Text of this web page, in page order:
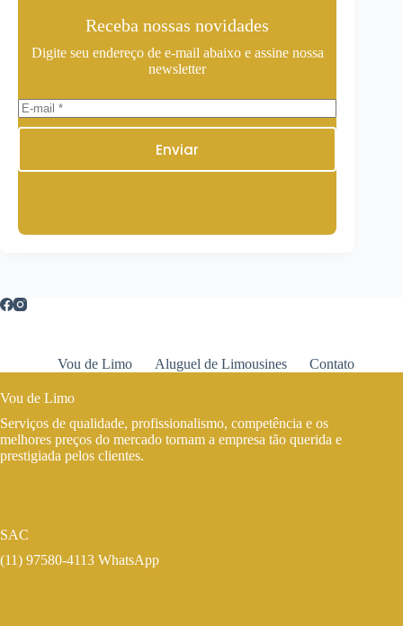
Receba nossas novidades
Digite seu endereço de e-mail abaixo e assine nossa
newsletter
Enviar
Vou de Limo Aluguel de Limousines Contato
Vou de Limo
Serviços de qualidade, profissionalismo, competência e os
melhores preços do mercado tornam a empresa tão querida e
prestigiada pelos clientes.
SAC
(11) 97580-4113 WhatsApp